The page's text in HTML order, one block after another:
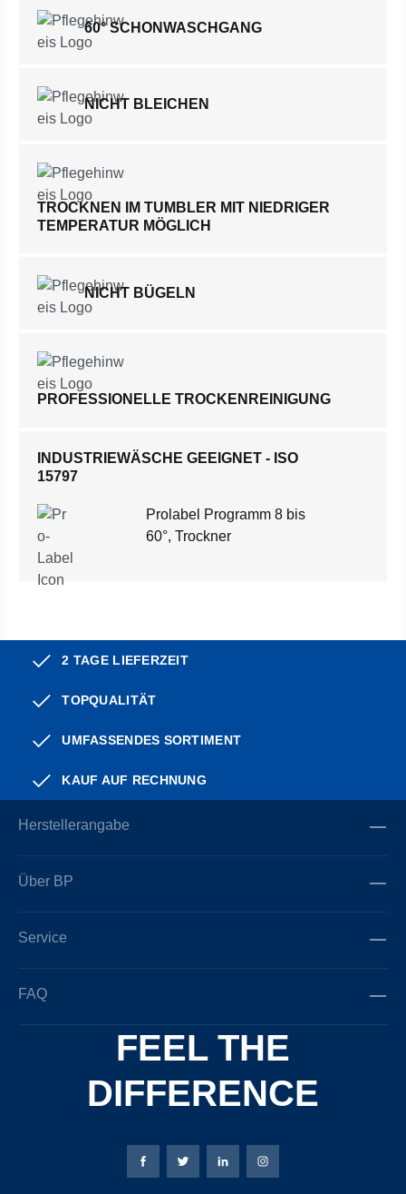
60° SCHONWASCHGANG
NICHT BLEICHEN
TROCKNEN IM TUMBLER MIT NIEDRIGER
TEMPERATUR MÖGLICH
NICHT BÜGELN
PROFESSIONELLE TROCKENREINIGUNG
INDUSTRIEWÄSCHE GEEIGNET - ISO
15797
Prolabel Programm 8 bis
60°, Trockner
2 TAGE LIEFERZEIT
TOPQUALITÄT
UMFASSENDES SORTIMENT
KAUF AUF RECHNUNG
Herstellerangabe
Über BP
Service
FAQ
FEEL THE
DIFFERENCE
Bierbaum-Proenen Facebook-Seite
Bierbaum-Proenen Twitter Seite
Bierbaum-Proenen LinkedIn
Bierbaum-Proenen